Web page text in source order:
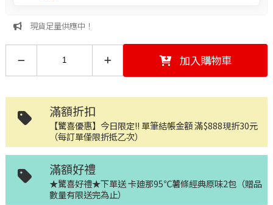
現貨足量供應中！
加入購物車
滿額折扣
【驚喜優惠】今日限定!! 單筆結帳金額 滿$888現折30元
（每訂單僅限折抵乙次）
滿額好禮
★驚喜好禮★下單送 卡廸那95℃薯條經典原味2包（贈品
數量有限送完為止）